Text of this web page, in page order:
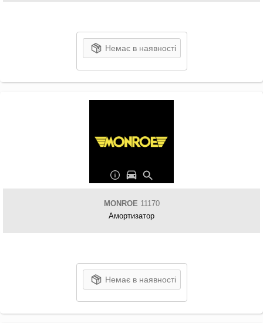
Немає в наявності
MONROE 11170
Амортизатор
Немає в наявності